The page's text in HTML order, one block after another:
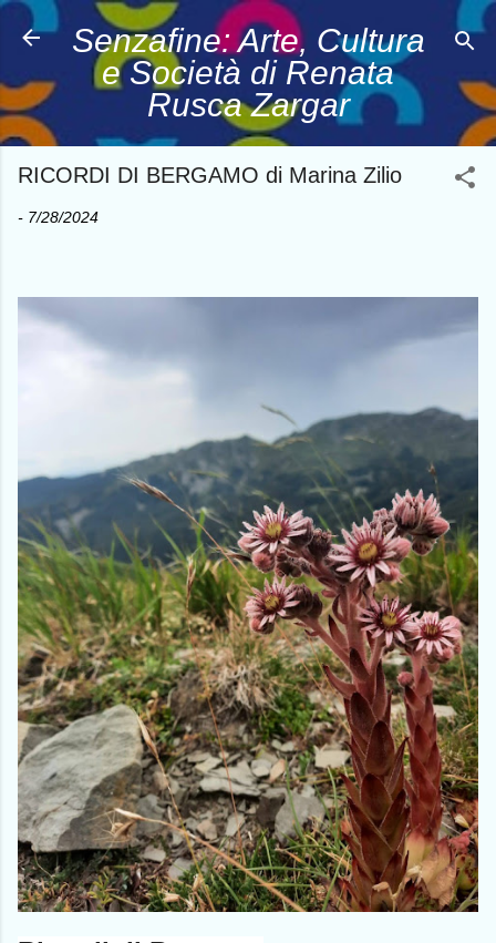
Passa ai contenuti principali
Senzafine: Arte, Cultura
e Società di Renata
Rusca Zargar
RICORDI DI BERGAMO di Marina Zilio
- 7/28/2024